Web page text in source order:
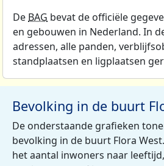
De BAG bevat de officiële
en gebouwen in Nederland. In
adressen, alle panden,
standplaatsen en ligplaatsen
Bevolking in de buurt
De onderstaande grafieken
bevolking in de buurt Flora
het aantal inwoners naar